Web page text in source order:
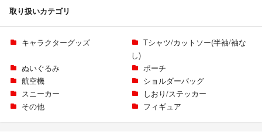
取り扱いカテゴリ
キャラクターグッズ
Tシャツ/カットソー(半袖/袖な
し)
ぬいぐるみ
ポーチ
航空機
ショルダーバッグ
スニーカー
しおり/ステッカー
その他
フィギュア